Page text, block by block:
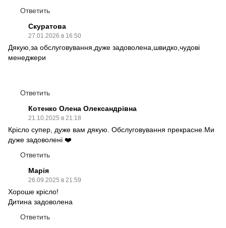
Ответить
Скуратова
27.01.2026 в 16:50
Дякую,за обслуговування,дуже задоволена,швидко,чудові
менеджери
Ответить
Котенко Олена Олександрівна
21.10.2025 в 21:18
Крісло супер, дуже вам дякую. Обслуговування прекрасне.Ми
дуже задоволені ❤️
Ответить
Марія
26.09.2025 в 21:59
Хороше крісло!
Дитина задоволена
Ответить